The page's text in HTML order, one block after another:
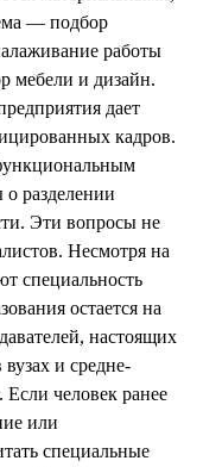
— подбор
работы
мебели и дизайн.
дает
кадров.
о разделении
Эти вопросы не
Несмотря на
специальность
остается на
настоящих
и средне-
человек ранее
или
специальные